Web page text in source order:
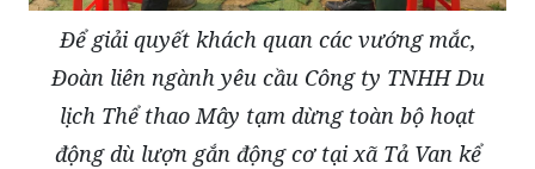
Để giải quyết khách quan các vướng mắc,
Đoàn liên ngành yêu cầu Công ty TNHH Du
lịch Thể thao Mây tạm dừng toàn bộ hoạt
động dù lượn gắn động cơ tại xã Tả Van kể